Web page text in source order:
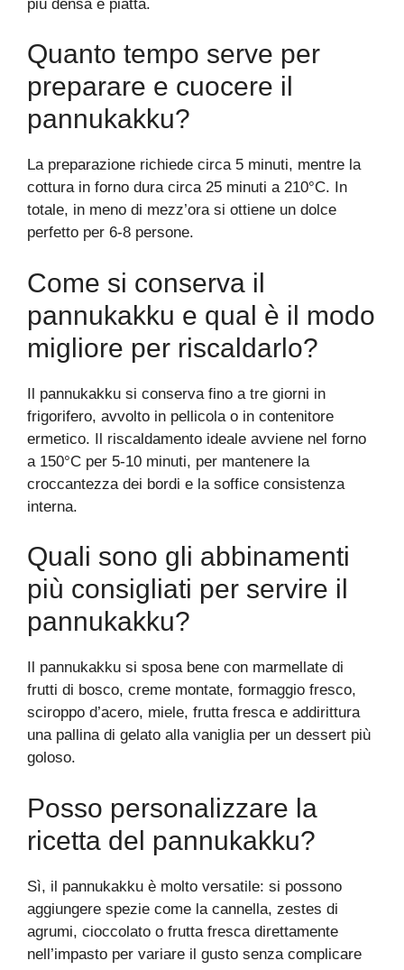
più densa e piatta.
Quanto tempo serve per
preparare e cuocere il
pannukakku?
La preparazione richiede circa 5 minuti, mentre la
cottura in forno dura circa 25 minuti a 210°C. In
totale, in meno di mezz’ora si ottiene un dolce
perfetto per 6-8 persone.
Come si conserva il
pannukakku e qual è il modo
migliore per riscaldarlo?
Il pannukakku si conserva fino a tre giorni in
frigorifero, avvolto in pellicola o in contenitore
ermetico. Il riscaldamento ideale avviene nel forno
a 150°C per 5-10 minuti, per mantenere la
croccantezza dei bordi e la soffice consistenza
interna.
Quali sono gli abbinamenti
più consigliati per servire il
pannukakku?
Il pannukakku si sposa bene con marmellate di
frutti di bosco, creme montate, formaggio fresco,
sciroppo d’acero, miele, frutta fresca e addirittura
una pallina di gelato alla vaniglia per un dessert più
goloso.
Posso personalizzare la
ricetta del pannukakku?
Sì, il pannukakku è molto versatile: si possono
aggiungere spezie come la cannella, zestes di
agrumi, cioccolato o frutta fresca direttamente
nell’impasto per variare il gusto senza complicare